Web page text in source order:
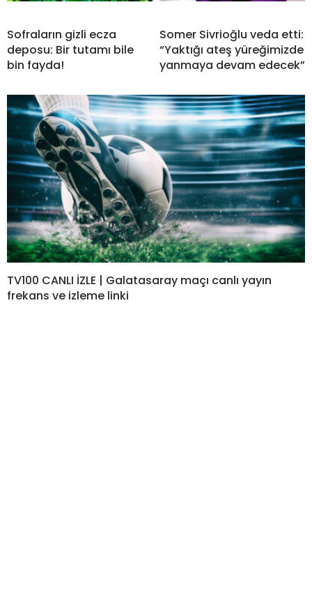
Sofraların gizli ecza
deposu: Bir tutamı bile
bin fayda!
Somer Sivrioğlu veda etti:
“Yaktığı ateş yüreğimizde
yanmaya devam edecek”
TV100 CANLI İZLE | Galatasaray maçı canlı yayın
frekans ve izleme linki